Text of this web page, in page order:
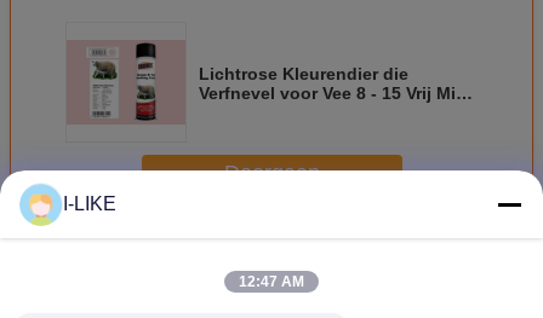
Lichtrose Kleurendier die
Verfnevel voor Vee 8 - 15 Vrij Min
Doorgaan
MeerHet merken van Nevelverf
I-LIKE
12:47 AM